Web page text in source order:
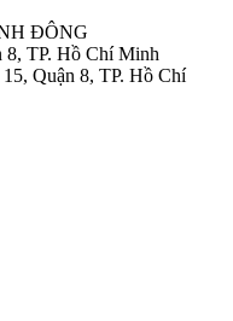
ĐÔNG
8, TP. Hồ Chí Minh
Quận 8, TP. Hồ Chí